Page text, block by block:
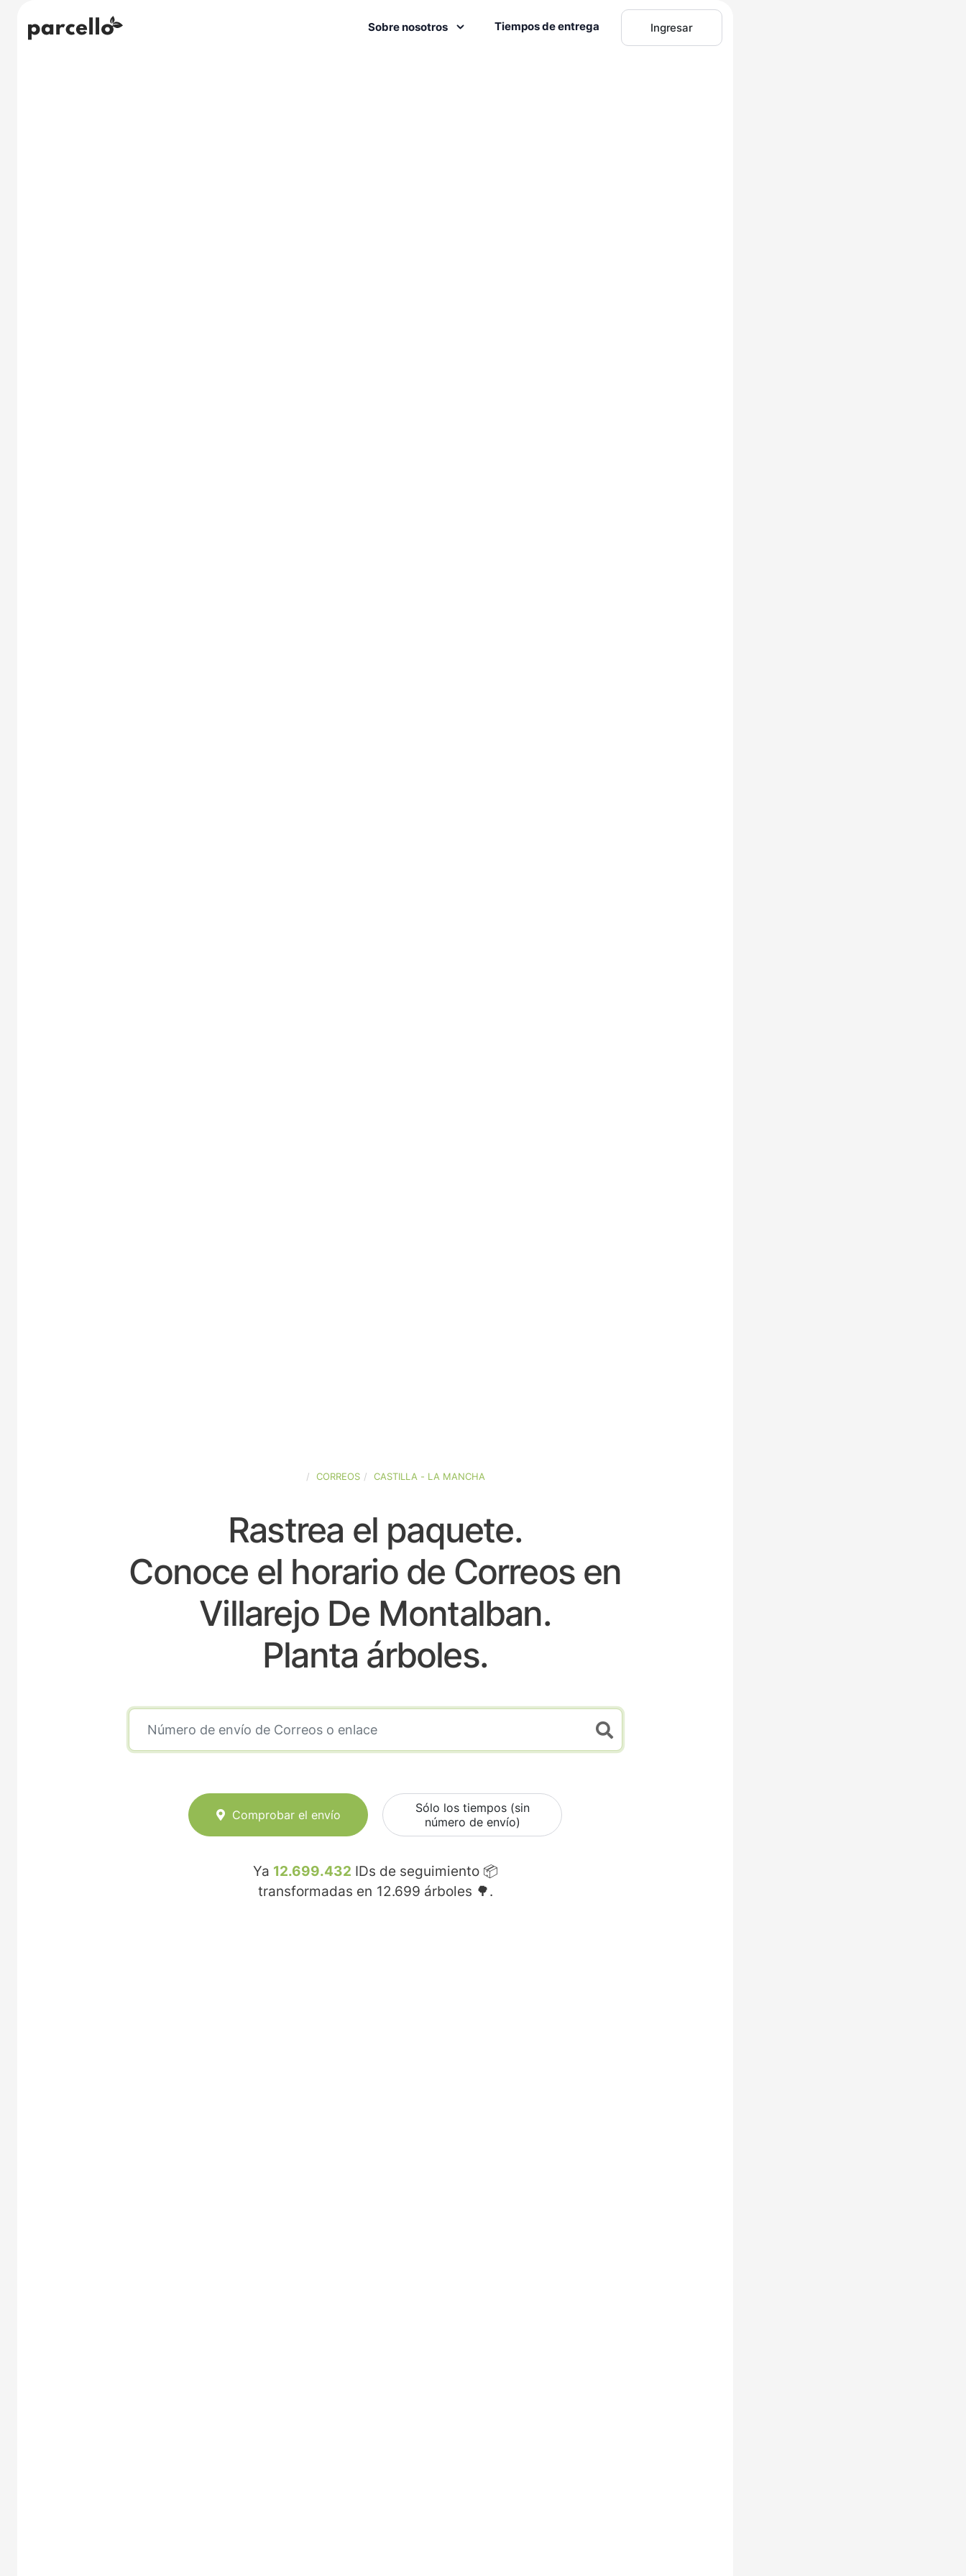
Sobre nosotros Tiempos de entrega Ingresar
CORREOS CASTILLA - LA MANCHA
Rastrea el paquete.
Conoce el horario de Correos en
Villarejo De Montalban.
Planta árboles.
Comprobar el envío
Sólo los tiempos (sin
número de envío)
Ya 12.699.432 IDs de seguimiento 📦
transformadas en 12.699 árboles 🌳.